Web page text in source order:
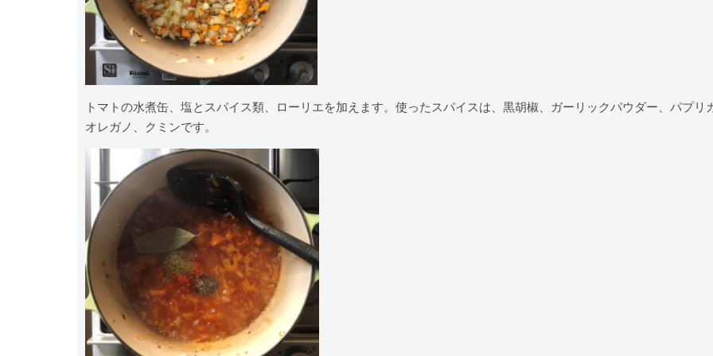
トマトの水煮缶、塩とスパイス類、ローリエを加えます。使ったスパイスは、黒胡椒、ガーリックパウダー、パプリ
オレガノ、クミンです。